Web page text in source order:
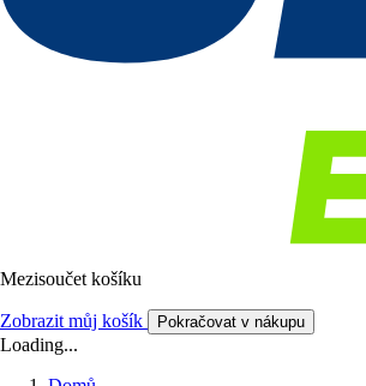
Mezisoučet košíku
Zobrazit můj košík Pokračovat v nákupu
Loading...